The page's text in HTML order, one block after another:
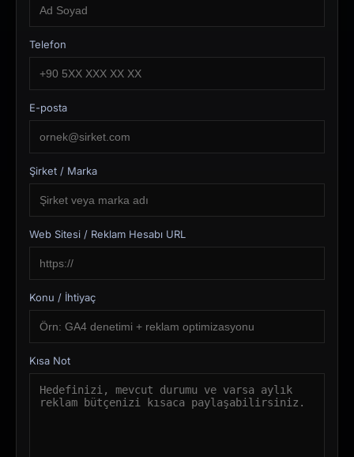
Telefon
E-posta
Şirket / Marka
Web Sitesi / Reklam Hesabı URL
Konu / İhtiyaç
Kısa Not